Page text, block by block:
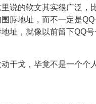
说的软文其实很广泛，
脖地址，而不一定是
址，就像以前留下QQ号
干戈，毕竟不是一个个